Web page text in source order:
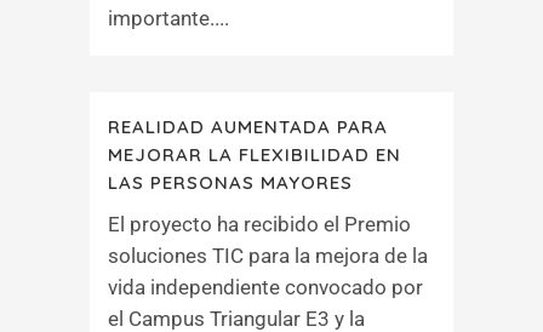
importante....
REALIDAD AUMENTADA PARA
MEJORAR LA FLEXIBILIDAD EN
LAS PERSONAS MAYORES
El proyecto ha recibido el Premio
soluciones TIC para la mejora de la
vida independiente convocado por
el Campus Triangular E3 y la